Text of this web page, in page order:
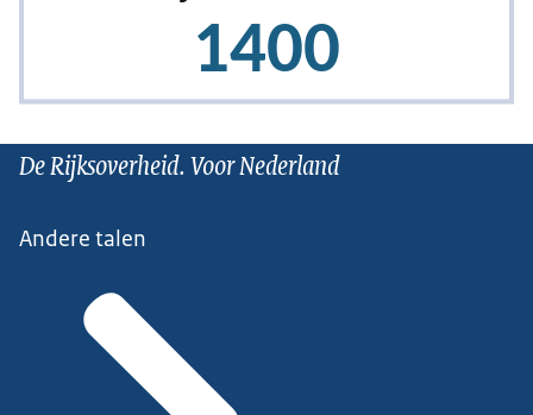
De Rijksoverheid. Voor Nederland
Andere talen